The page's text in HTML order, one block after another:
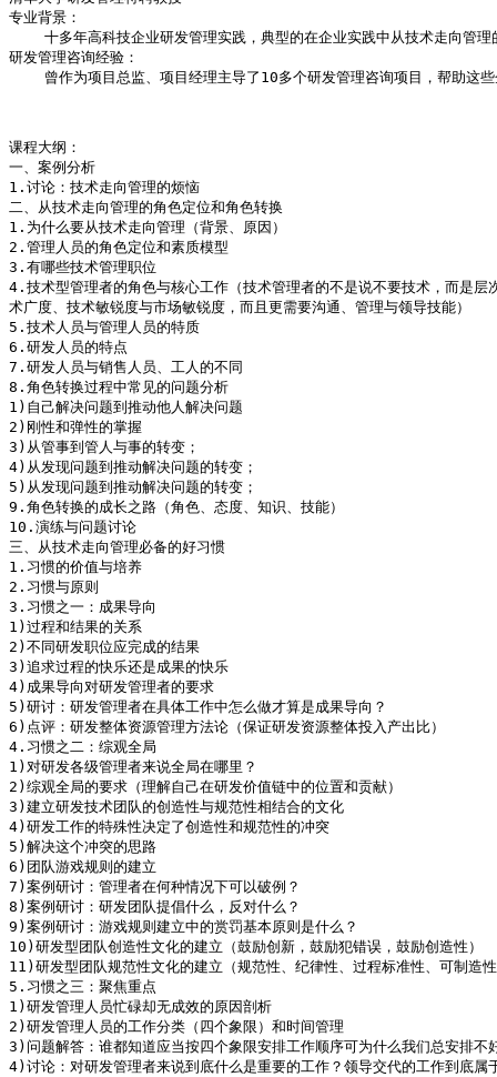
专业背景：
十多年高科技企业研发管理实践，典型的在企业实践中从技术走向管
研发管理咨询经验：
曾作为项目总监、项目经理主导了10多个研发管理咨询项目，帮助这
课程大纲：
一、案例分析
1.讨论：技术走向管理的烦恼
二、从技术走向管理的角色定位和角色转换
1.为什么要从技术走向管理（背景、原因）
2.管理人员的角色定位和素质模型
3.有哪些技术管理职位
4.技术型管理者的角色与核心工作（技术管理者的不是说不要技术，而是层
术广度、技术敏锐度与市场敏锐度，而且更需要沟通、管理与领导技能）
5.技术人员与管理人员的特质
6.研发人员的特点
7.研发人员与销售人员、工人的不同
8.角色转换过程中常见的问题分析
1)自己解决问题到推动他人解决问题
2)刚性和弹性的掌握
3)从管事到管人与事的转变；
4)从发现问题到推动解决问题的转变；
5)从发现问题到推动解决问题的转变；
9.角色转换的成长之路（角色、态度、知识、技能）
10.演练与问题讨论
三、从技术走向管理必备的好习惯
1.习惯的价值与培养
2.习惯与原则
3.习惯之一：成果导向
1)过程和结果的关系
2)不同研发职位应完成的结果
3)追求过程的快乐还是成果的快乐
4)成果导向对研发管理者的要求
5)研讨：研发管理者在具体工作中怎么做才算是成果导向？
6)点评：研发整体资源管理方法论（保证研发资源整体投入产出比）
4.习惯之二：综观全局
1)对研发各级管理者来说全局在哪里？
2)综观全局的要求（理解自己在研发价值链中的位置和贡献）
3)建立研发技术团队的创造性与规范性相结合的文化
4)研发工作的特殊性决定了创造性和规范性的冲突
5)解决这个冲突的思路
6)团队游戏规则的建立
7)案例研讨：管理者在何种情况下可以破例？
8)案例研讨：研发团队提倡什么，反对什么？
9)案例研讨：游戏规则建立中的赏罚基本原则是什么？
10)研发型团队创造性文化的建立（鼓励创新，鼓励犯错误，鼓励创造性）
11)研发型团队规范性文化的建立（规范性、纪律性、过程标准性、可制造
5.习惯之三：聚焦重点
1)研发管理人员忙碌却无成效的原因剖析
2)研发管理人员的工作分类（四个象限）和时间管理
3)问题解答：谁都知道应当按四个象限安排工作顺序可为什么我们总安排不
4)讨论：对研发管理者来说到底什么是重要的工作？领导交代的工作到底属